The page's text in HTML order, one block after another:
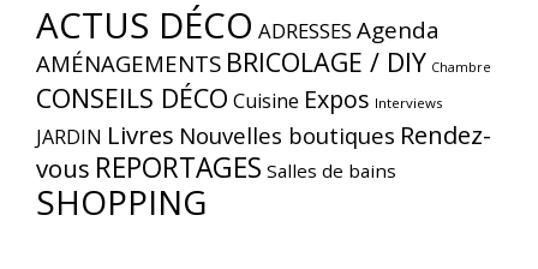
ACTUS DÉCO ADRESSES Agenda
AMÉNAGEMENTS BRICOLAGE / DIY Chambre
CONSEILS DÉCO Cuisine Expos Interviews
JARDIN Livres Nouvelles boutiques Rendez-
vous REPORTAGES Salles de bains
SHOPPING